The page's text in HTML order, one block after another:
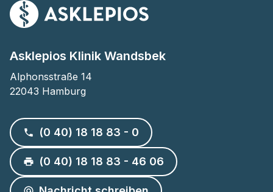
Asklepios Klinik Wandsbek
Alphonsstraße 14
22043 Hamburg
(0 40) 18 18 83 - 0
(0 40) 18 18 83 - 46 06